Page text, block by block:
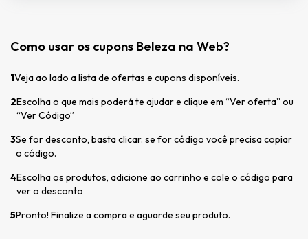
Como usar os cupons Beleza na Web?
1Veja ao lado a lista de ofertas e cupons disponíveis.
2Escolha o que mais poderá te ajudar e clique em “Ver oferta” ou
“Ver Código”
3Se for desconto, basta clicar. se for código você precisa copiar
o código.
4Escolha os produtos, adicione ao carrinho e cole o código para
ver o desconto
5Pronto! Finalize a compra e aguarde seu produto.